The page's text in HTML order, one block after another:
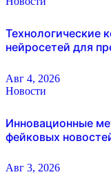
Технологические
нейросетей для
Авг 4, 2026
Новости
Инновационные
фейковых
Авг 3, 2026